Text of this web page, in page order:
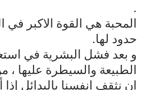
.
المحبة هي القوة الاكبر في
حدود لها.
و بعد فشل البشرية في
الطبيعة والسيطرة عليها ،
ان نثقف انفسنا بالبدائل